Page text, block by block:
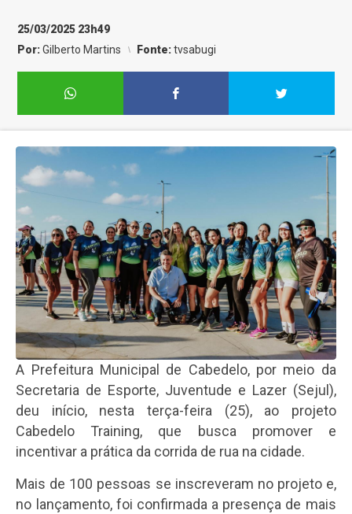
25/03/2025 23h49
Por:Gilberto Martins Fonte:tvsabugi
A Prefeitura Municipal de Cabedelo, por meio da
Secretaria de Esporte, Juventude e Lazer (Sejul),
deu início, nesta terça-feira (25), ao projeto
Cabedelo Training, que busca promover e
incentivar a prática da corrida de rua na cidade.
Mais de 100 pessoas se inscreveram no projeto e,
no lançamento, foi confirmada a presença de mais